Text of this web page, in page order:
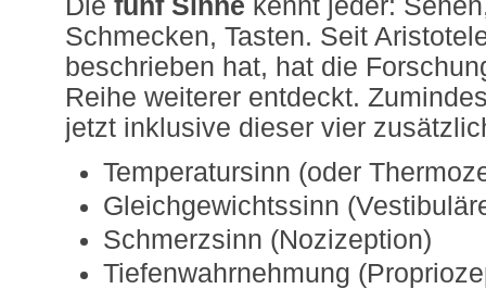
Die fünf Sinne kennt jeder:
Schmecken, Tasten. Seit
beschrieben hat, hat die
Reihe weiterer entdeckt.
jetzt inklusive dieser vier
Temperatursinn (oder
Gleichgewichtssinn
Schmerzsinn (Nozizeption)
Tiefenwahrnehmung